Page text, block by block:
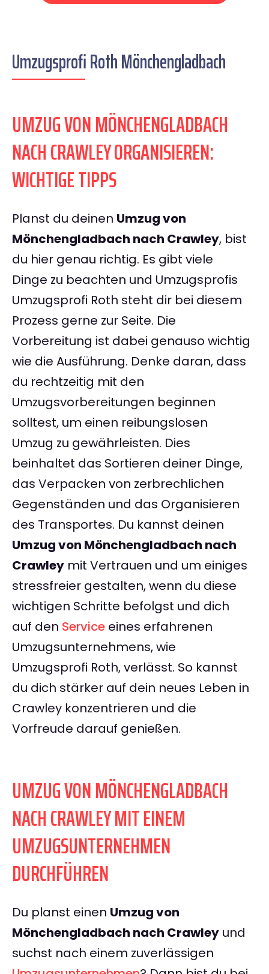
Umzugsprofi Roth Mönchengladbach
UMZUG VON MÖNCHENGLADBACH
NACH CRAWLEY ORGANISIEREN:
WICHTIGE TIPPS
Planst du deinen Umzug von
Mönchengladbach nach Crawley, bist
du hier genau richtig. Es gibt viele
Dinge zu beachten und Umzugsprofis
Umzugsprofi Roth steht dir bei diesem
Prozess gerne zur Seite. Die
Vorbereitung ist dabei genauso wichtig
wie die Ausführung. Denke daran, dass
du rechtzeitig mit den
Umzugsvorbereitungen beginnen
solltest, um einen reibungslosen
Umzug zu gewährleisten. Dies
beinhaltet das Sortieren deiner Dinge,
das Verpacken von zerbrechlichen
Gegenständen und das Organisieren
des Transportes. Du kannst deinen
Umzug von Mönchengladbach nach
Crawley mit Vertrauen und um einiges
stressfreier gestalten, wenn du diese
wichtigen Schritte befolgst und dich
auf den Service eines erfahrenen
Umzugsunternehmens, wie
Umzugsprofi Roth, verlässt. So kannst
du dich stärker auf dein neues Leben in
Crawley konzentrieren und die
Vorfreude darauf genießen.
UMZUG VON MÖNCHENGLADBACH
NACH CRAWLEY MIT EINEM
UMZUGSUNTERNEHMEN
DURCHFÜHREN
Du planst einen Umzug von
Mönchengladbach nach Crawley und
suchst nach einem zuverlässigen